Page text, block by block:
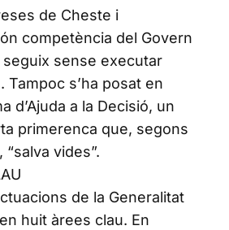
de Cheste i
competència del Govern
seguix sense executar
s’ha posat en
d’Ajuda a la Decisió, un
primerenca que, segons
vides”.
de la Generalitat
huit àrees clau. En